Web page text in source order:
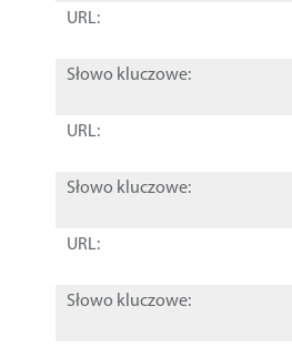
URL:
Słowo kluczowe:
URL:
Słowo kluczowe:
URL:
Słowo kluczowe: